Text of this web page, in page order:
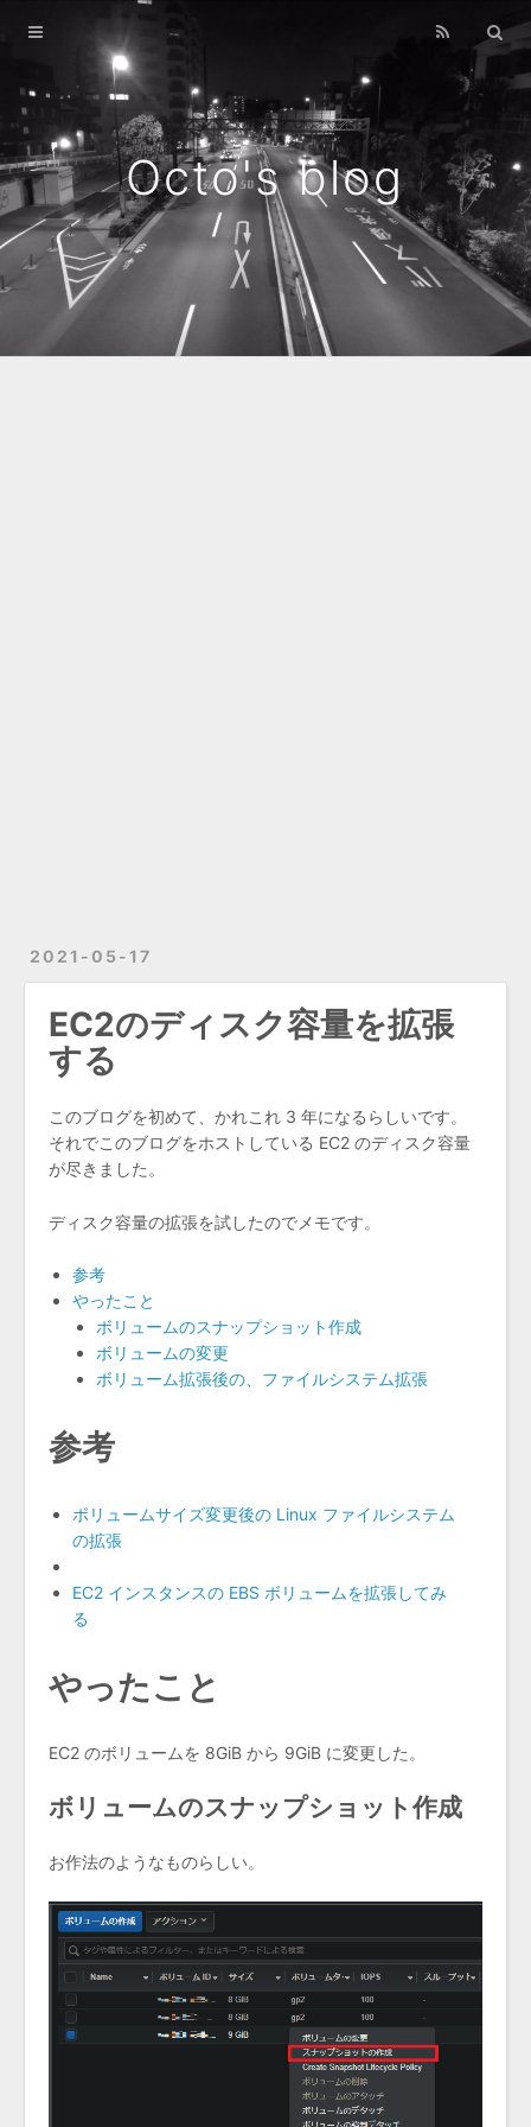
Octo's blog
2021-05-17
EC2のディスク容量を拡張
する
このブログを初めて、かれこれ 3 年になるらしいです。
それでこのブログをホストしている EC2 のディスク容量
が尽きました。
ディスク容量の拡張を試したのでメモです。
参考
やったこと
ボリュームのスナップショット作成
ボリュームの変更
ボリューム拡張後の、ファイルシステム拡張
参考
ボリュームサイズ変更後の Linux ファイルシステム
の拡張
EC2 インスタンスの EBS ボリュームを拡張してみ
る
やったこと
EC2 のボリュームを 8GiB から 9GiB に変更した。
ボリュームのスナップショット作成
お作法のようなものらしい。
Home
Archives